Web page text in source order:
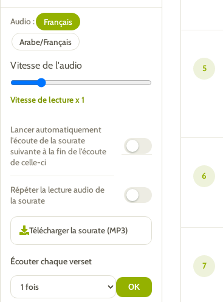
Audio : Français
Arabe/Français
Vitesse de l'audio
Vitesse de lecture x 1
Lancer automatiquement
l'écoute de la sourate
suivante à la fin de l'écoute
de celle-ci
Répéter la lecture audio de
la sourate
Écouter chaque verset
5
6
7